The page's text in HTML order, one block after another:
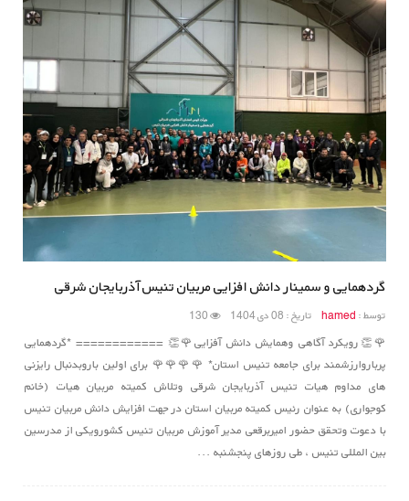
گردهمایی و سمینار دانش افزایی مربیان تنیس آذربایجان شرقی
توسط : hamed تاریخ : 08 دی 1404
🌹👏رویکرد آگاهی وهمایش دانش آفزایی🌹👏 ============ *گردهمایی
پرباروارزشمند برای جامعه تنیس استان* 🌹🌹🌹🌹 برای اولین باروبدنبال رایزنی
های مداوم هیات تنیس آذربایجان شرقی وتلاش کمیته مربیان هیات (خانم
کوجواری) به عنوان رئیس کمیته مربیان استان در جهت افزایش دانش مربیان تنیس
با دعوت وتحقق حضور امیربرقعی مدیر آموزش مربیان تنیس کشورویکی از مدرسین
بین المللی تنیس ، طی روزهای پنجشنبه ...